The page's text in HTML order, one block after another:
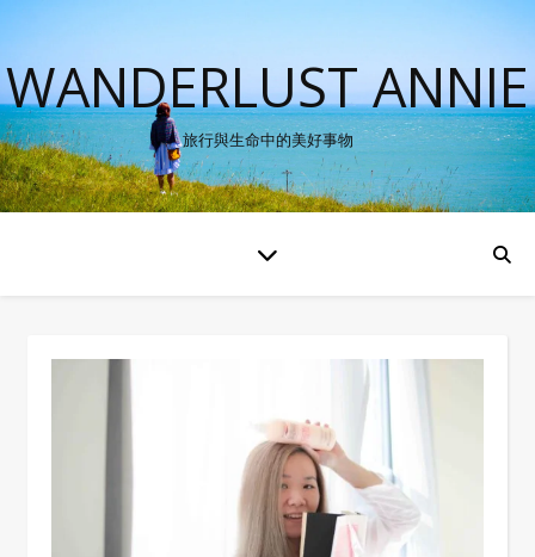
WANDERLUST ANNIE
旅行與生命中的美好事物